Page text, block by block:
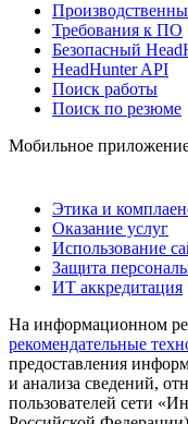
Требования к ПО
Безопасный
HeadHunter API
Поиск работы
Поиск по резюме
Мобильное
Этика и
Оказание услуг
Использование
Защита
ИТ аккредитация
На информационном
рекомендательные
предоставления
и анализа сведений,
пользователей сети